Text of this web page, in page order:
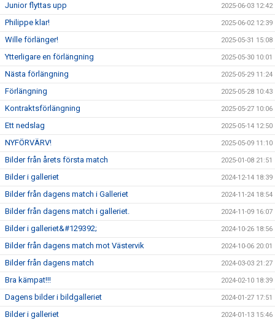
Junior flyttas upp 2025-06-03 12:42
Philippe klar! 2025-06-02 12:39
Wille förlänger! 2025-05-31 15:08
Ytterligare en förlängning 2025-05-30 10:01
Nästa förlängning 2025-05-29 11:24
Förlängning 2025-05-28 10:43
Kontraktsförlängning 2025-05-27 10:06
Ett nedslag 2025-05-14 12:50
NYFÖRVÄRV! 2025-05-09 11:10
Bilder från årets första match 2025-01-08 21:51
Bilder i galleriet 2024-12-14 18:39
Bilder från dagens match i Galleriet 2024-11-24 18:54
Bilder från dagens match i galleriet. 2024-11-09 16:07
Bilder i galleriet&#129392; 2024-10-26 18:56
Bilder från dagens match mot Västervik 2024-10-06 20:01
Bilder från dagens match 2024-03-03 21:27
Bra kämpat!!! 2024-02-10 18:39
Dagens bilder i bildgalleriet 2024-01-27 17:51
Bilder i galleriet 2024-01-13 15:46